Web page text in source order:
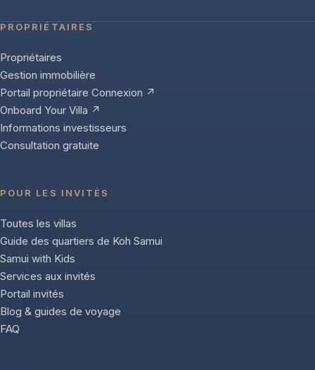
PROPRIÉTAIRES
Propriétaires
Gestion immobilière
Portail propriétaire Connexion ↗
Onboard Your Villa ↗
Informations investisseurs
Consultation gratuite
POUR LES INVITÉS
Toutes les villas
Guide des quartiers de Koh Samui
Samui with Kids
Services aux invités
Portail invités
Blog & guides de voyage
FAQ